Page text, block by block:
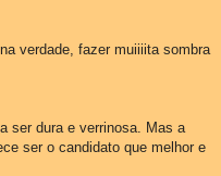
verdade, fazer muiiiita sombra
ser dura e verrinosa. Mas a
ser o candidato que melhor e